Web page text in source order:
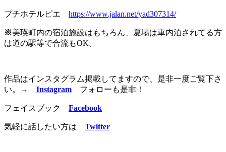
プチホテルピエ https://www.jalan.net/yad307314/
※美瑛町内の宿泊施設はもちろん、夏場は車内泊されてる方
は道の駅等で合流もOK。
作品はインスタグラム掲載してますので、是非一度ご覧下さ
い。
→ Instagram フォローも是非！
フェイスブック Facebook
気軽に話したい方は Twitter